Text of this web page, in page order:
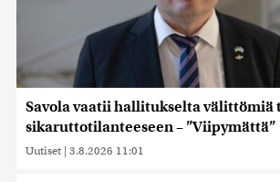
Savola vaatii hallitukselta välittömiä
sikaruttotilanteeseen – ”Viipymättä”
Uutiset | 3.8.2026 11:01